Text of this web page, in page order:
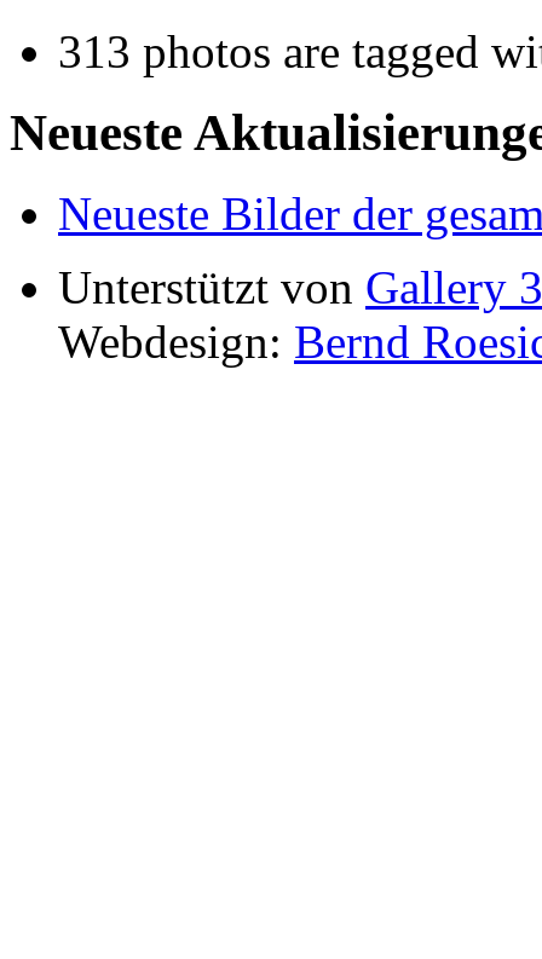
313 photos are tagged
Neueste
Neueste Bilder der
Unterstützt von Gallery
Webdesign: Bernd